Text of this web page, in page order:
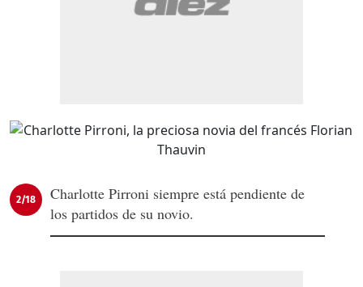
2/18
Charlotte Pirroni siempre está pendiente de
los partidos de su novio.